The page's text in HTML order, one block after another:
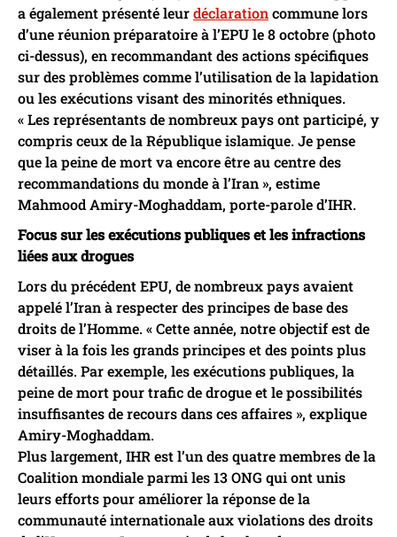
a également présenté leurdéclarationcommune lors
d’une réunion préparatoire à l’EPU le 8 octobre (photo
ci-dessus), en recommandant des actions spécifiques
sur des problèmes comme l’utilisation de la lapidation
ou les exécutions visant des minorités ethniques.
« Les représentants de nombreux pays ont participé, y
compris ceux de la République islamique. Je pense
que la peine de mort va encore être au centre des
recommandations du monde à l’Iran », estime
Mahmood Amiry-Moghaddam, porte-parole d’IHR.
Focus sur les exécutions publiques et les infractions
liées aux drogues
Lors du précédent EPU, de nombreux pays avaient
appelé l’Iran à respecter des principes de base des
droits de l’Homme. « Cette année, notre objectif est de
viser à la fois les grands principes et des points plus
détaillés. Par exemple, les exécutions publiques, la
peine de mort pour trafic de drogue et le possibilités
insuffisantes de recours dans ces affaires », explique
Amiry-Moghaddam.
Plus largement, IHR est l’un des quatre membres de la
Coalition mondiale parmi les 13 ONG qui ont unis
leurs efforts pour améliorer la réponse de la
communauté internationale aux violations des droits